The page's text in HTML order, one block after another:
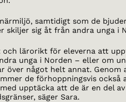
samtidigt som de
sig åt från andra unga i
lärorikt för eleverna att
unga i Norden – eller om
över något helt annat. Genom
de förhoppningsvis också
upptäcka att de är en del av
säger Sara.